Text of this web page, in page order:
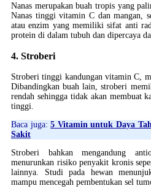
Nanas merupakan buah tropis yang
Nanas tinggi vitamin C dan mangan,
atau enzim yang memiliki sifat anti
protein di dalam tubuh dan dipercaya
4. Stroberi
Stroberi tinggi kandungan vitamin C,
Dibandingkan buah lain, stroberi
rendah sehingga tidak akan membuat
tinggi.
Baca juga:5 Vitamin untuk Daya
Sakit
Stroberi bahkan mengandung
menurunkan risiko penyakit kronis
lainnya. Studi pada hewan
mampu mencegah pembentukan sel